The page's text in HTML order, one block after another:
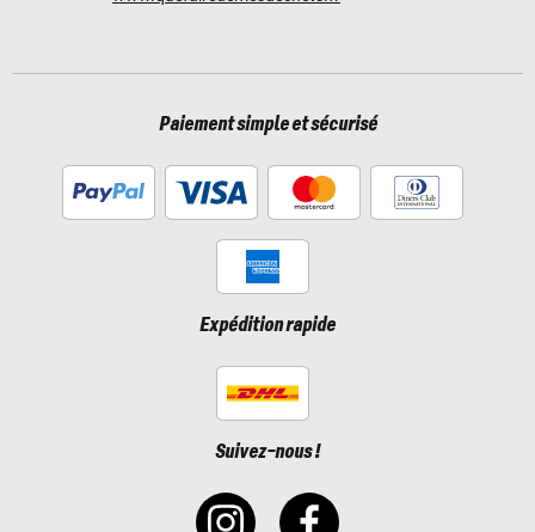
Paiement simple et sécurisé
Expédition rapide
Suivez-nous !